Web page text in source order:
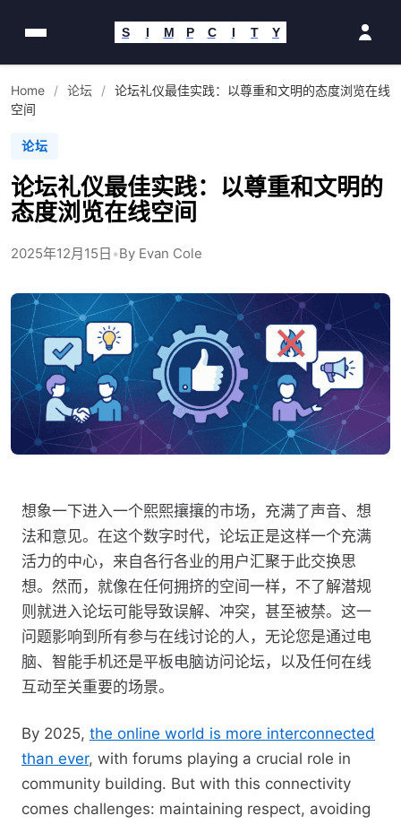
S I M P C I T Y
Home / 论坛 / 论坛礼仪最佳实践：以尊重和文明的态度浏览在线
空间
论坛
论坛礼仪最佳实践：以尊重和文明的
态度浏览在线空间
2025年12月15日 •By Evan Cole
想象一下进入一个熙熙攘攘的市场，充满了声音、想
法和意见。在这个数字时代，论坛正是这样一个充满
活力的中心，来自各行各业的用户汇聚于此交换思
想。然而，就像在任何拥挤的空间一样，不了解潜规
则就进入论坛可能导致误解、冲突，甚至被禁。这一
问题影响到所有参与在线讨论的人，无论您是通过电
脑、智能手机还是平板电脑访问论坛，以及任何在线
互动至关重要的场景。
By 2025, the online world is more interconnected
than ever, with forums playing a crucial role in
community building. But with this connectivity
comes challenges: maintaining respect, avoiding